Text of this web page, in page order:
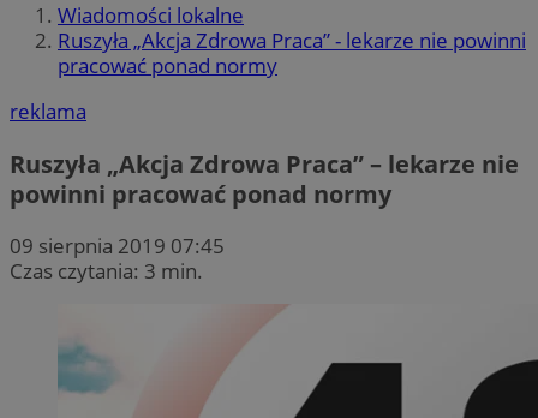
Wiadomości lokalne
Ruszyła „Akcja Zdrowa Praca” - lekarze nie powinni
pracować ponad normy
reklama
Ruszyła „Akcja Zdrowa Praca” – lekarze nie
powinni pracować ponad normy
09 sierpnia 2019 07:45
Czas czytania: 3 min.